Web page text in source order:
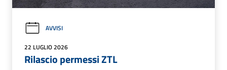
AVVISI
22 LUGLIO 2026
Rilascio permessi ZTL